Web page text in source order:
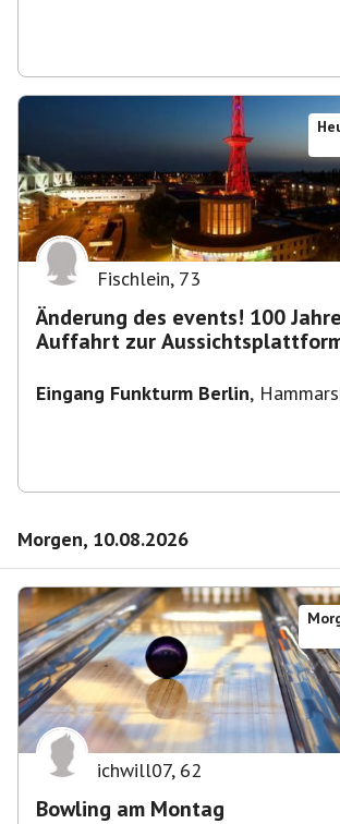
Fischlein, 73
Änderung des events! 100
Auffahrt zur
Eingang Funkturm Berlin,
Morgen, 10.08.2026
ichwill07, 62
Bowling am Montag